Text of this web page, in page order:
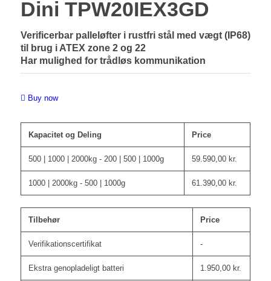
Dini TPW20IEX3GD
Verificerbar palleløfter i rustfri stål med vægt (IP68)
til brug i ATEX zone 2 og 22
Har mulighed for trådløs kommunikation
Buy now
Kapacitet og Deling Price
500 | 1000 | 2000kg - 200 | 500 | 1000g 59.590,00 kr.
1000 | 2000kg - 500 | 1000g 61.390,00 kr.
Tilbehør Price
Verifikationscertifikat -
Ekstra genopladeligt batteri 1.950,00 kr.